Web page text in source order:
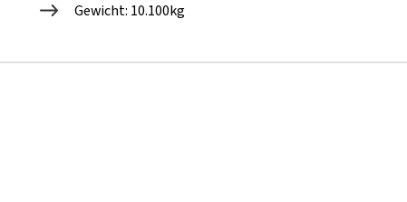
Gewicht: 10.100kg